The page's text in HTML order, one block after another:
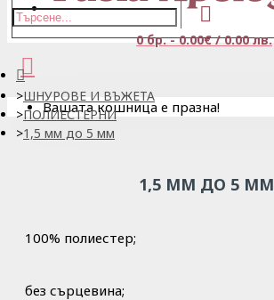
0 бр. - 0.00€ / 0.00 лв.
Вашата кошница е празна!
ШНУРОВЕ И ВЪЖЕТА
ПОЛИЕСТЕРНИ
1,5 мм до 5 мм
1,5 ММ ДО 5 ММ
100% полиестер;
без сърцевина;